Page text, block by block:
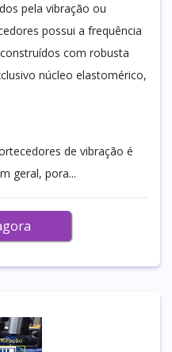
pela vibração ou
possui a frequência
com robusta
núcleo elastomérico,
de vibração é
geral, pora...